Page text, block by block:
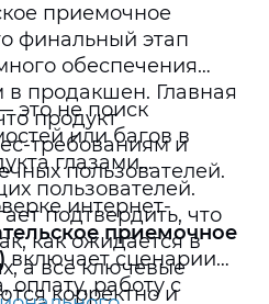
приемочное
финальный этап
обеспечения
в продакшен. Главная
продукт
требованиям и
пользователей.
это не поиск
или багов в
глазами
пользователей.
подтвердить, что
как ожидается в
а все ключевые
корректно и
интернет-
приемочное
включает сценарии
оплату, работу с